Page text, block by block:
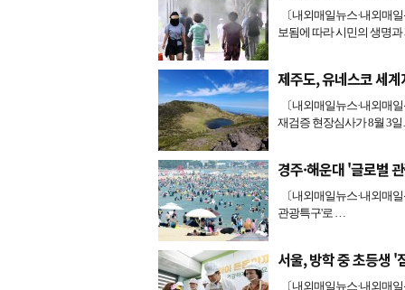
〔내외매일뉴스·내외매
보됨에 따라 시민의 생명
제주도, 유네스코 세
〔내외매일뉴스·내외매
재검증 현장심사가 8월 3
경주·해운대 '글로벌
〔내외매일뉴스·내외매
관광특구'로 …
서울, 방학 중 초등생
〔내외매일뉴스·내외매